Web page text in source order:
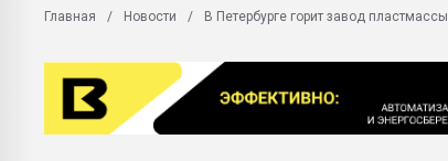
28.07.2026 "Технониколь" довольна
Всё, что касается выдува ПЭТ
Материал поверхности пуансона для
Главная Новости В Петербурге горит завод пластмассы